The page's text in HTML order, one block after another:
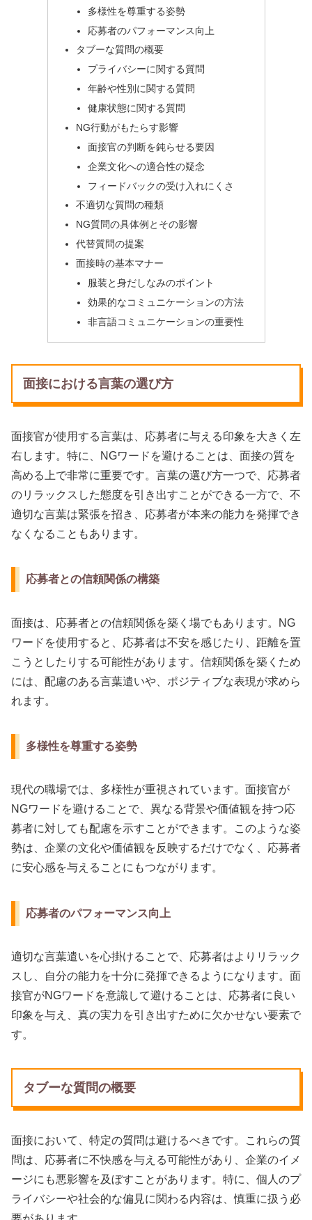
多様性を尊重する姿勢
応募者のパフォーマンス向上
タブーな質問の概要
プライバシーに関する質問
年齢や性別に関する質問
健康状態に関する質問
NG行動がもたらす影響
面接官の判断を鈍らせる要因
企業文化への適合性の疑念
フィードバックの受け入れにくさ
不適切な質問の種類
NG質問の具体例とその影響
代替質問の提案
面接時の基本マナー
服装と身だしなみのポイント
効果的なコミュニケーションの方法
非言語コミュニケーションの重要性
面接における言葉の選び方
面接官が使用する言葉は、応募者に与える印象を大きく左
右します。特に、NGワードを避けることは、面接の質を
高める上で非常に重要です。言葉の選び方一つで、応募者
のリラックスした態度を引き出すことができる一方で、不
適切な言葉は緊張を招き、応募者が本来の能力を発揮でき
なくなることもあります。
応募者との信頼関係の構築
面接は、応募者との信頼関係を築く場でもあります。NG
ワードを使用すると、応募者は不安を感じたり、距離を置
こうとしたりする可能性があります。信頼関係を築くため
には、配慮のある言葉遣いや、ポジティブな表現が求めら
れます。
多様性を尊重する姿勢
現代の職場では、多様性が重視されています。面接官が
NGワードを避けることで、異なる背景や価値観を持つ応
募者に対しても配慮を示すことができます。このような姿
勢は、企業の文化や価値観を反映するだけでなく、応募者
に安心感を与えることにもつながります。
応募者のパフォーマンス向上
適切な言葉遣いを心掛けることで、応募者はよりリラック
スし、自分の能力を十分に発揮できるようになります。面
接官がNGワードを意識して避けることは、応募者に良い
印象を与え、真の実力を引き出すために欠かせない要素で
す。
タブーな質問の概要
面接において、特定の質問は避けるべきです。これらの質
問は、応募者に不快感を与える可能性があり、企業のイメ
ージにも悪影響を及ぼすことがあります。特に、個人のプ
ライバシーや社会的な偏見に関わる内容は、慎重に扱う必